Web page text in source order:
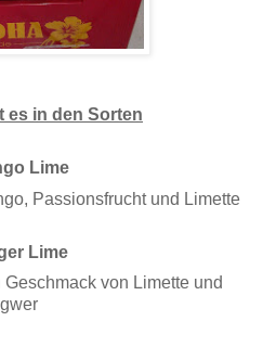
es in den Sorten
Lime
Passionsfrucht und Limette
Lime
von Limette und